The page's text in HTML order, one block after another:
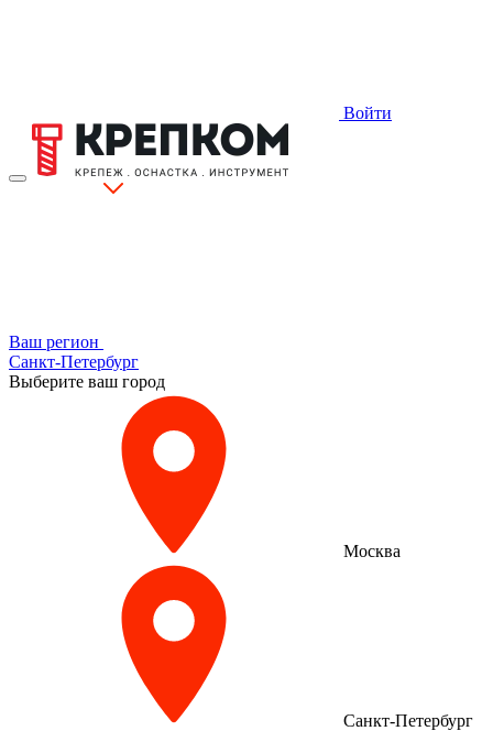
Войти
Ваш регион
Санкт-Петербург
Выберите ваш город
Москва
Санкт-Петербург